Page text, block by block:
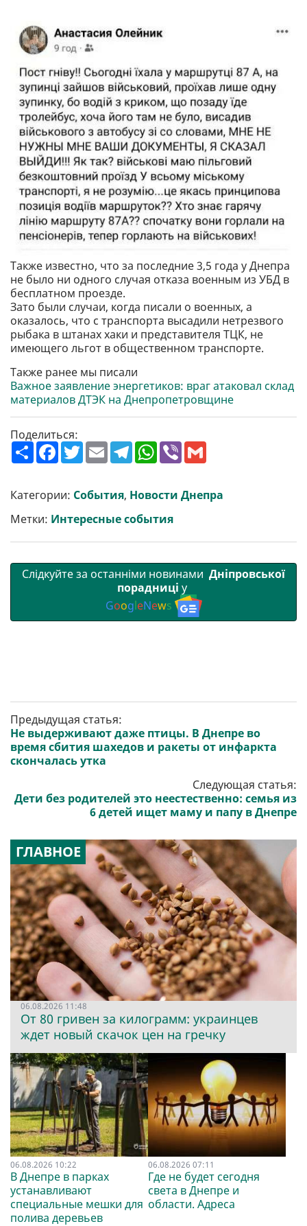
Также известно, что за последние 3,5 года у Днепра
не было ни одного случая отказа военным из УБД в
бесплатном проезде.
Зато были случаи, когда писали о военных, а
оказалось, что с транспорта высадили нетрезвого
рыбака в штанах хаки и представителя ТЦК, не
имеющего льгот в общественном транспорте.
Также ранее мы писали
Важное заявление энергетиков: враг атаковал склад
материалов ДТЭК на Днепропетровщине
Поделиться:
П
о
р
и
т
и
F
a
b
o
o
k
T
w
t
e
r
E
m
l
T
e
g
r
a
m
W
h
s
A
p
p
V
r l
Категории: События, Новости Днепра
Метки: Интересные события
Слідкуйте за останніми новинами Дніпровської
порадниці у
GoogleNews
Предыдущая статья:
Не выдерживают даже птицы. В Днепре во
время сбития шахедов и ракеты от инфаркта
скончалась утка
Следующая статья:
Дети без родителей это неестественно: семья из
6 детей ищет маму и папу в Днепре
ГЛАВНОЕ
06.08.2026 11:48
От 80 гривен за килограмм: украинцев
ждет новый скачок цен на гречку
06.08.2026 10:22
В Днепре в парках
устанавливают
специальные мешки для
полива деревьев
06.08.2026 07:11
Где не будет сегодня
света в Днепре и
области. Адреса